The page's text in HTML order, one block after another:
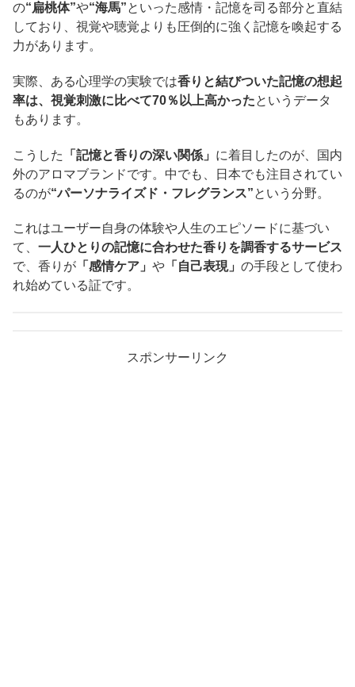
の“扁桃体”や“海馬”といった感情・記憶を司る部分と直結
しており、視覚や聴覚よりも圧倒的に強く記憶を喚起する
力があります。
実際、ある心理学の実験では香りと結びついた記憶の想起
率は、視覚刺激に比べて70％以上高かったというデータ
もあります。
こうした 「記憶と香りの深い関係」 に着目したのが、国内
外のアロマブランドです。中でも、日本でも注目されてい
るのが“パーソナライズド・フレグランス”という分野。
これはユーザー自身の体験や人生のエピソードに基づい
て、 一人ひとりの記憶に合わせた香りを調香するサービス
で、香りが 「感情ケア」 や 「自己表現」 の手段として使わ
れ始めている証です。
スポンサーリンク